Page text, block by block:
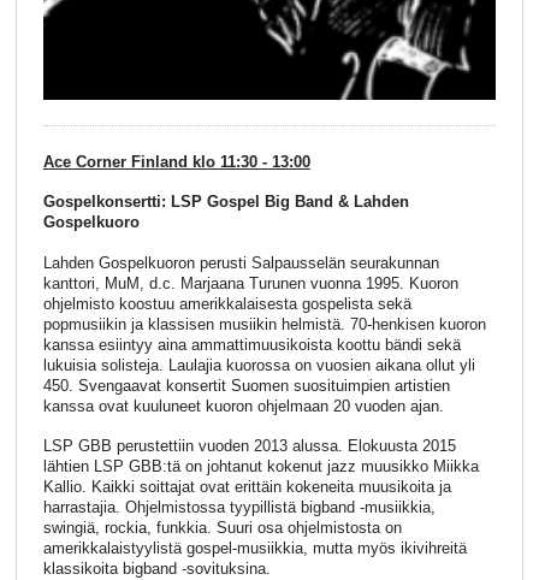
Ace Corner Finland klo 11:30 - 13:00
Gospelkonsertti: LSP Gospel Big Band & Lahden
Gospelkuoro
Lahden Gospelkuoron perusti Salpausselän seurakunnan
kanttori, MuM, d.c. Marjaana Turunen vuonna 1995. Kuoron
ohjelmisto koostuu amerikkalaisesta gospelista sekä
popmusiikin ja klassisen musiikin helmistä. 70-henkisen kuoron
kanssa esiintyy aina ammattimuusikoista koottu bändi sekä
lukuisia solisteja. Laulajia kuorossa on vuosien aikana ollut yli
450. Svengaavat konsertit Suomen suosituimpien artistien
kanssa ovat kuuluneet kuoron ohjelmaan 20 vuoden ajan.
LSP GBB perustettiin vuoden 2013 alussa. Elokuusta 2015
lähtien LSP GBB:tä on johtanut kokenut jazz muusikko Miikka
Kallio. Kaikki soittajat ovat erittäin kokeneita muusikoita ja
harrastajia. Ohjelmistossa tyypillistä bigband -musiikkia,
swingiä, rockia, funkkia. Suuri osa ohjelmistosta on
amerikkalaistyylistä gospel-musiikkia, mutta myös ikivihreitä
klassikoita bigband -sovituksina.